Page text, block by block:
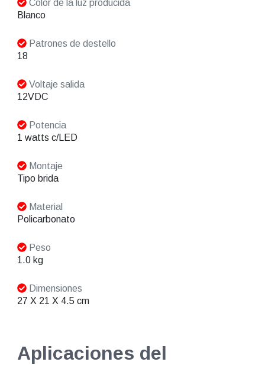
Color de la luz producida
Blanco
Patrones de destello
18
Voltaje salida
12VDC
Potencia
1 watts c/LED
Montaje
Tipo brida
Material
Policarbonato
Peso
1.0 kg
Dimensiones
27 X 21 X 4.5 cm
Aplicaciones del